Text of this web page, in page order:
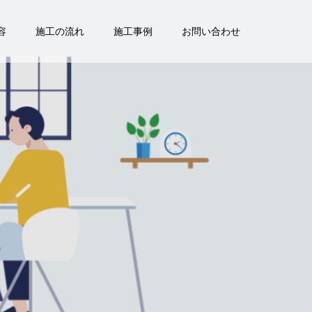
施工の流れ 施工事例 お問い合わせ